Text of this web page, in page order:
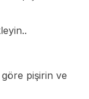
pişirin ve